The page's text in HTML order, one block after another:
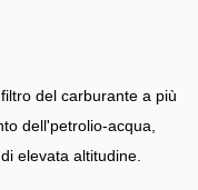
del carburante a più
dell'petrolio-acqua,
elevata altitudine.